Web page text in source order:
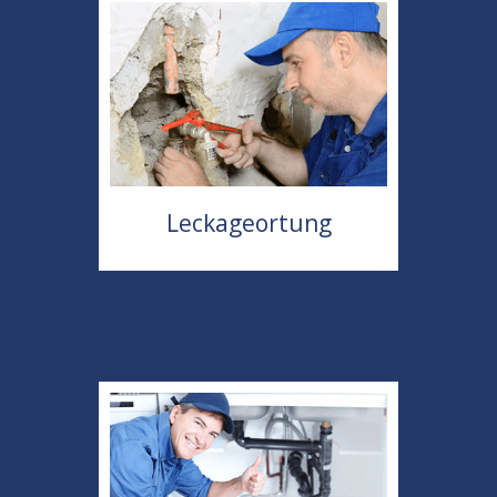
Leckageortung